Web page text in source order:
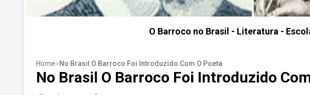
O Barroco no Brasil - Literatura -
Home>No Brasil O Barroco Foi Introduzido Com O Poeta
No Brasil O Barroco Foi Introduzido